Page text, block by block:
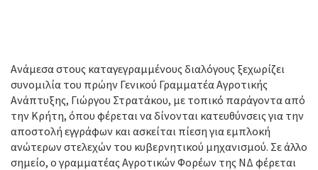
Ανάμεσα στους καταγεγραμμένους διαλόγους ξεχωρίζει
συνομιλία του πρώην Γενικού Γραμματέα Αγροτικής
Ανάπτυξης, Γιώργου Στρατάκου, με τοπικό παράγοντα από
την Κρήτη, όπου φέρεται να δίνονται κατευθύνσεις για την
αποστολή εγγράφων και ασκείται πίεση για εμπλοκή
ανώτερων στελεχών του κυβερνητικού μηχανισμού. Σε άλλο
σημείο, ο γραμματέας Αγροτικών Φορέων της ΝΔ φέρεται